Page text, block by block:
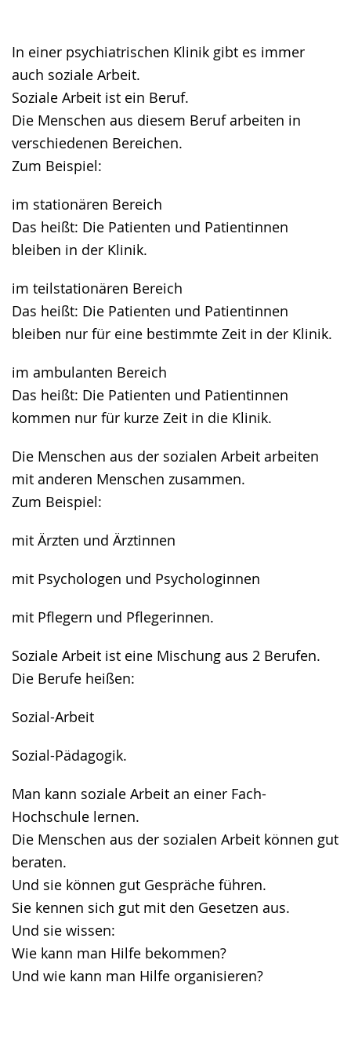
angezeigt.
In einer psychiatrischen Klinik gibt es immer
auch soziale Arbeit.
Soziale Arbeit ist ein Beruf.
Die Menschen aus diesem Beruf arbeiten in
verschiedenen Bereichen.
Zum Beispiel:
im stationären Bereich
Das heißt: Die Patienten und Patientinnen
bleiben in der Klinik.
im teilstationären Bereich
Das heißt: Die Patienten und Patientinnen
bleiben nur für eine bestimmte Zeit in der Klinik.
im ambulanten Bereich
Das heißt: Die Patienten und Patientinnen
kommen nur für kurze Zeit in die Klinik.
Die Menschen aus der sozialen Arbeit arbeiten
mit anderen Menschen zusammen.
Zum Beispiel:
mit Ärzten und Ärztinnen
mit Psychologen und Psychologinnen
mit Pflegern und Pflegerinnen.
Soziale Arbeit ist eine Mischung aus 2 Berufen.
Die Berufe heißen:
Sozial-Arbeit
Sozial-Pädagogik.
Man kann soziale Arbeit an einer Fach-
Hochschule lernen.
Die Menschen aus der sozialen Arbeit können gut
beraten.
Und sie können gut Gespräche führen.
Sie kennen sich gut mit den Gesetzen aus.
Und sie wissen:
Wie kann man Hilfe bekommen?
Und wie kann man Hilfe organisieren?